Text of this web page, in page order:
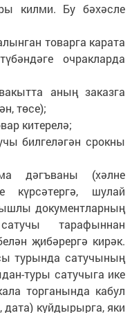
килми. Бу бәхәсле
товарга карата
очракларда
аның заказга
төсе);
китерелә;
билгеләгән срокны
дәгъваны (хәлне
күрсәтергә, шулай
документларның
тарафыннан
җибәрергә кирәк.
турында сатучының
туры сатучыга ике
торганында кабул
дата) куйдырырга, яки